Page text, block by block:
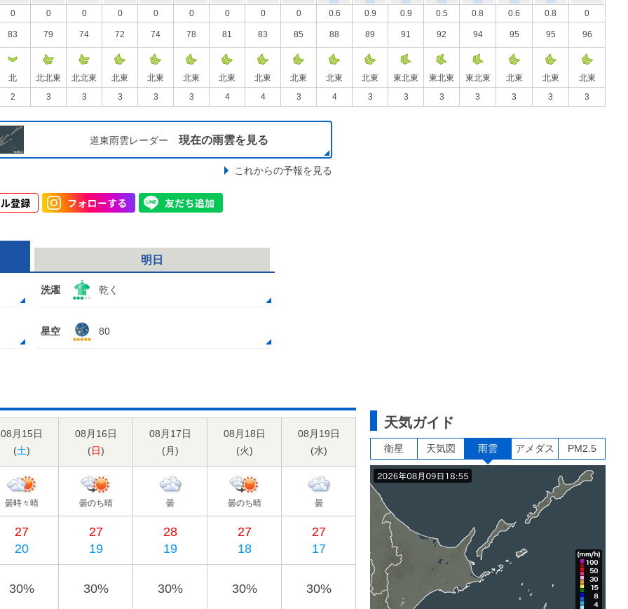
0 0 0 0 0 0 0 0 0 0.6 0.9 0.9 0.5 0.8 0.6 0.8 0
83 79 74 72 74 78 81 83 85 88 89 91 92 94 95 95 96
北 北北東 北北東 北東 北東 北東 北東 北東 北東 北東 北東 東北東 東北東 東北東 北東 北東
北東
2 3 3 3 3 3 4 4 3 4 3 3 3 3 3 3 3
道東雨雲レーダー 現在の雨雲を見る
これからの予報を見る
明日
洗濯 乾く
星空 80
08月15日
(土)
08月16日
(日)
08月17日
(月)
08月18日
(火)
08月19日
(水)
曇時々晴 曇のち晴 曇 曇のち晴 曇
27
20
27
19
28
19
27
18
27
17
30% 30% 30% 30% 30%
天気ガイド
衛星 天気図 雨雲 アメダス PM2.5